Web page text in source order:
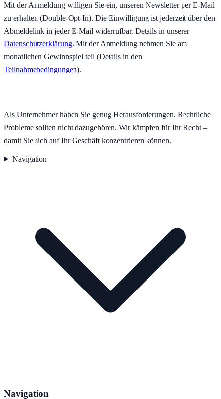
Mit der Anmeldung willigen Sie ein, unseren Newsletter per E-Mail
zu erhalten (Double-Opt-In). Die Einwilligung ist jederzeit über den
Abmeldelink in jeder E-Mail widerrufbar. Details in unserer
Datenschutzerklärung. Mit der Anmeldung nehmen Sie am
monatlichen Gewinnspiel teil (Details in den
Teilnahmebedingungen).
Als Unternehmer haben Sie genug Herausforderungen. Rechtliche
Probleme sollten nicht dazugehören. Wir kämpfen für Ihr Recht –
damit Sie sich auf Ihr Geschäft konzentrieren können.
Navigation
Navigation